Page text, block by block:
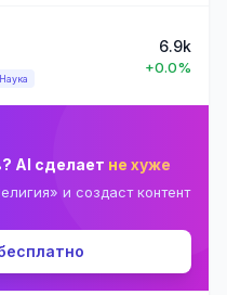
6.9k
+0.0%
AI сделает не хуже
и создаст контент